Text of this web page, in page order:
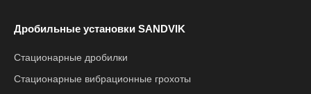
Дробильные установки SANDVIK
Стационарные дробилки
Стационарные вибрационные грохоты